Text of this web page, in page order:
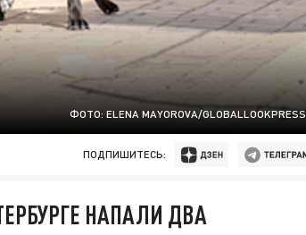
ФОТО: ELENA MAYOROVA/GLOBALLOOKPRESS
ПОДПИШИТЕСЬ:
НАПАЛИ ДВА